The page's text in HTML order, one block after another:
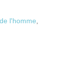
l'homme,